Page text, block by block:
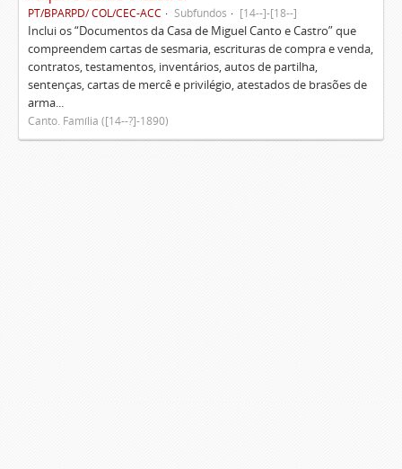
PT/BPARPD/ COL/CEC-ACC Subfundos [14--]-[18--]
Inclui os “Documentos da Casa de Miguel Canto e Castro” que
compreendem cartas de sesmaria, escrituras de compra e venda,
contratos, testamentos, inventários, autos de partilha,
sentenças, cartas de mercê e privilégio, atestados de brasões de
arma...
Canto. Família ([14--?]-1890)